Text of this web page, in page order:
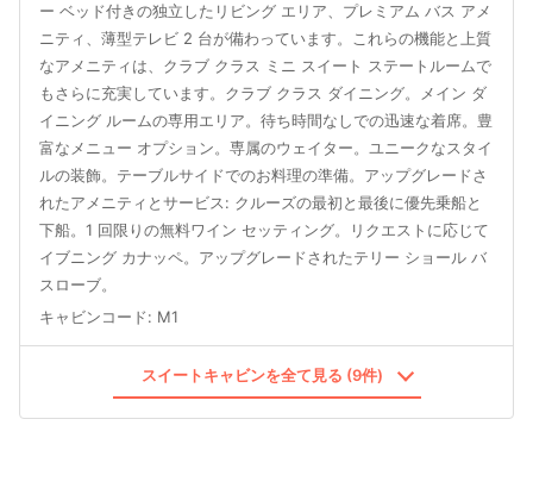
ー ベッド付きの独立したリビング エリア、プレミアム バス アメ
ニティ、薄型テレビ 2 台が備わっています。これらの機能と上質
なアメニティは、クラブ クラス ミニ スイート ステートルームで
もさらに充実しています。クラブ クラス ダイニング。メイン ダ
イニング ルームの専用エリア。待ち時間なしでの迅速な着席。豊
富なメニュー オプション。専属のウェイター。ユニークなスタイ
ルの装飾。テーブルサイドでのお料理の準備。アップグレードさ
れたアメニティとサービス: クルーズの最初と最後に優先乗船と
下船。1 回限りの無料ワイン セッティング。リクエストに応じて
イブニング カナッペ。アップグレードされたテリー ショール バ
スローブ。
キャビンコード: M1
スイートキャビンを全て見る (9件)